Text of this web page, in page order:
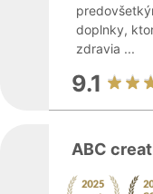
doplnky,
zdravia ...
9.1
ABC